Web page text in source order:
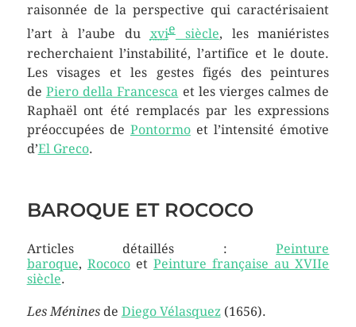
raisonnée de la perspective qui caractérisaient
l’art à l’aube du xviesiècle, les maniéristes
recherchaient l’instabilité, l’artifice et le doute.
Les visages et les gestes figés des peintures
de Piero della Francesca et les vierges calmes de
Raphaël ont été remplacés par les expressions
préoccupées de Pontormoet l’intensité émotive
d’El Greco.
BAROQUE ET ROCOCO
Articles détaillés :Peinture
baroque, Rococoet Peinture française au XVIIe
siècle.
Les Méninesde Diego Vélasquez(1656).